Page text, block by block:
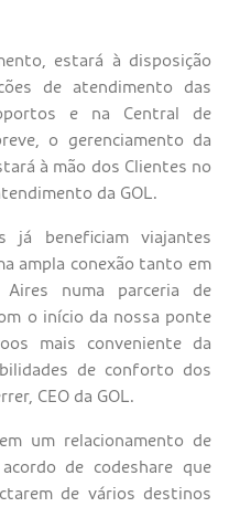
estará à disposição
de atendimento das
e na Central de
o gerenciamento da
à mão dos Clientes no
da GOL.
já beneficiam viajantes
ampla conexão tanto em
Aires numa parceria de
o início da nossa ponte
mais conveniente da
de conforto dos
CEO da GOL.
um relacionamento de
de codeshare que
de vários destinos